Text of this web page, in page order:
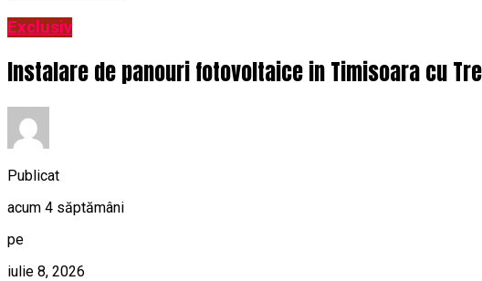
Exclusiv
Instalare de panouri fotovoltaice in Timisoara cu
Publicat
acum 4 săptămâni
pe
iulie 8, 2026